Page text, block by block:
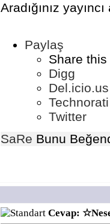
Aradığınız
Paylaş
Share
Digg
Del.icio.us
Technorati
Twitter
SaRe Bunu
Cevap: